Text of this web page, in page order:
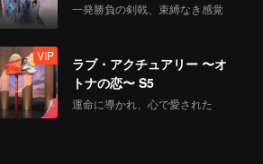
一発勝負の剣戟、束縛なき感覚
VIP
ラブ・アクチュアリー 〜オ
トナの恋〜 S5
運命に導かれ、心で愛された